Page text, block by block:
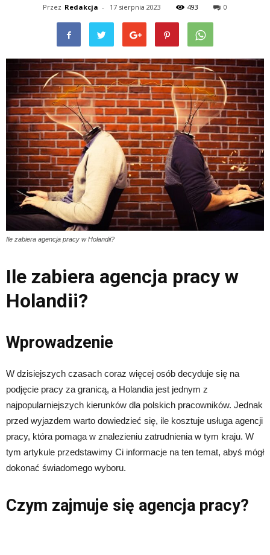
Przez Redakcja - 17 sierpnia 2023 493 0
Ile zabiera agencja pracy w Holandii?
Ile zabiera agencja pracy w
Holandii?
Wprowadzenie
W dzisiejszych czasach coraz więcej osób decyduje się na
podjęcie pracy za granicą, a Holandia jest jednym z
najpopularniejszych kierunków dla polskich pracowników. Jednak
przed wyjazdem warto dowiedzieć się, ile kosztuje usługa agencji
pracy, która pomaga w znalezieniu zatrudnienia w tym kraju. W
tym artykule przedstawimy Ci informacje na ten temat, abyś mógł
dokonać świadomego wyboru.
Czym zajmuje się agencja pracy?